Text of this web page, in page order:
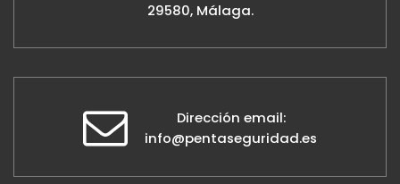
29580, Málaga.
Dirección email:
info@pentaseguridad.es